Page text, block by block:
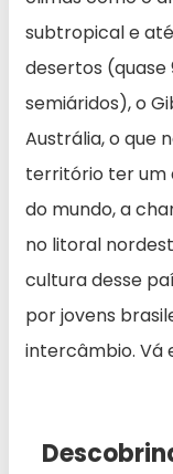
subtropical e
desertos (quase
semiáridos), o
Austrália, o que
território ter um
do mundo, a
no litoral
cultura desse
por jovens
intercâmbio. Vá